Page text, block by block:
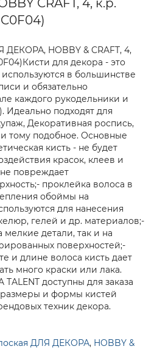
CRAFT, 4, к.р.
ДЕКОРА, HOBBY & CRAFT, 4,
для декора - это
в большинстве
и обязательно
каждого рукодельники и
Идеально подходят для
Декоративная роспись,
тому подобное. Основные
кисть - не будет
красок, клеев и
повреждает
проклейка волоса в
обоймы на
для нанесения
гелей и др. материалов;-
мелкие детали, так и на
поверхностей;-
и длине волоса кисть дает
много краски или лака.
доступны для заказа
и формы кистей
техник декора.
ДЛЯ ДЕКОРА, HOBBY &